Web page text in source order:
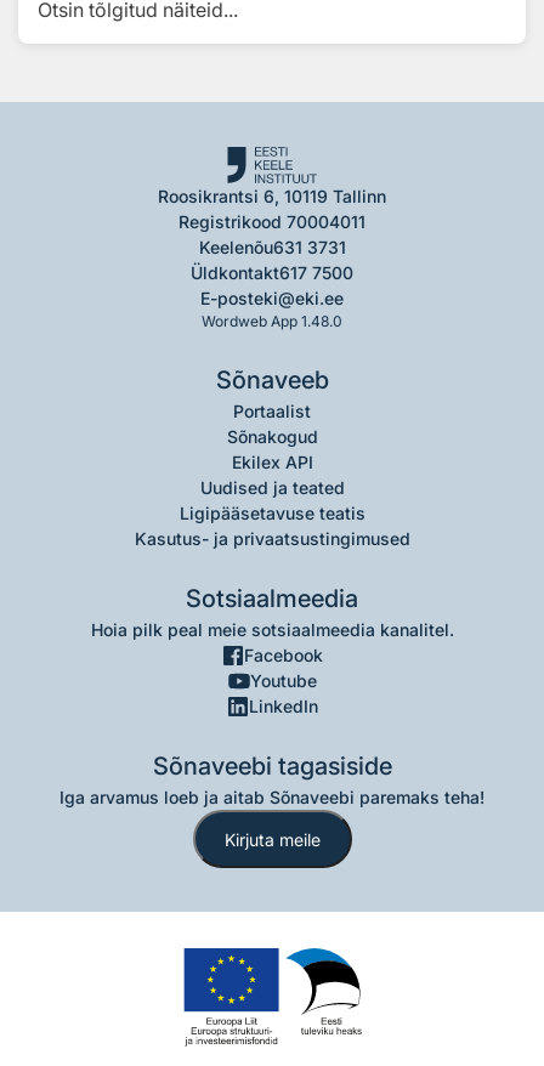
Otsin tõlgitud näiteid...
Roosikrantsi 6, 10119 Tallinn
Registrikood 70004011
Keelenõu631 3731
Üldkontakt617 7500
E-posteki@eki.ee
Wordweb App 1.48.0
Sõnaveeb
Portaalist
Sõnakogud
Ekilex API
Uudised ja teated
Ligipääsetavuse teatis
Kasutus- ja privaatsustingimused
Sotsiaalmeedia
Hoia pilk peal meie sotsiaalmeedia kanalitel.
Facebook
Youtube
LinkedIn
Sõnaveebi tagasiside
Iga arvamus loeb ja aitab Sõnaveebi paremaks teha!
Kirjuta meile